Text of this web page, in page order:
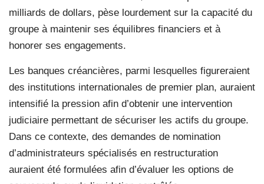
milliards de dollars, pèse lourdement sur la capacité du
groupe à maintenir ses équilibres financiers et à
honorer ses engagements.
Les banques créancières, parmi lesquelles figureraient
des institutions internationales de premier plan, auraient
intensifié la pression afin d’obtenir une intervention
judiciaire permettant de sécuriser les actifs du groupe.
Dans ce contexte, des demandes de nomination
d’administrateurs spécialisés en restructuration
auraient été formulées afin d’évaluer les options de